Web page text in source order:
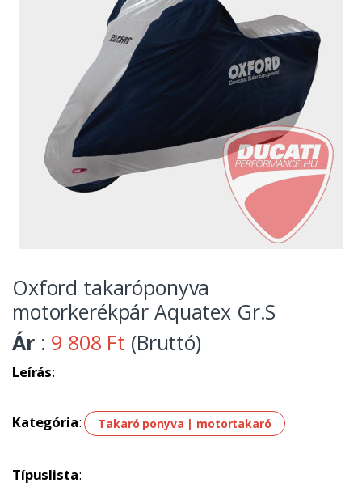
Oxford takaróponyva
motorkerékpár Aquatex Gr.S
Ár : 9 808 Ft (Bruttó)
Leírás:
Kategória: Takaró ponyva | motortakaró
Típuslista: